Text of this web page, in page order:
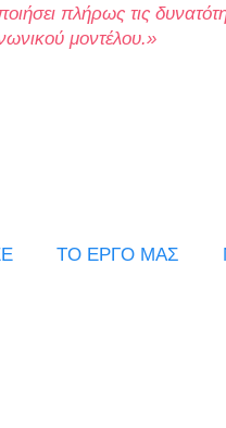
πλήρως τις
μοντέλου.»
ΤΟ ΕΡΓΟ ΜΑΣ